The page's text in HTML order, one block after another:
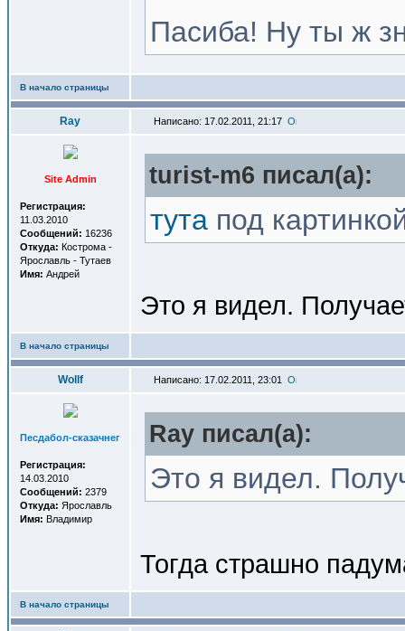
Пасиба! Ну ты ж
В начало страницы
Ray Написано: 17.02.2011, 21:17
Site Admin
Регистрация:
11.03.2010
Сообщений: 16236
Откуда: Кострома -
Ярославль - Тутаев
Имя: Андрей
turist-m6 писал(a):
тута под
Это я видел.
В начало страницы
Wollf Написано: 17.02.2011, 23:01
Песдабол-сказачнег
Регистрация:
14.03.2010
Сообщений: 2379
Откуда: Ярославль
Имя: Владимир
Ray писал(a):
Это я видел.
Тогда страшно
В начало страницы